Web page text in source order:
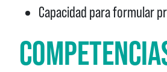
Capacidad para formular